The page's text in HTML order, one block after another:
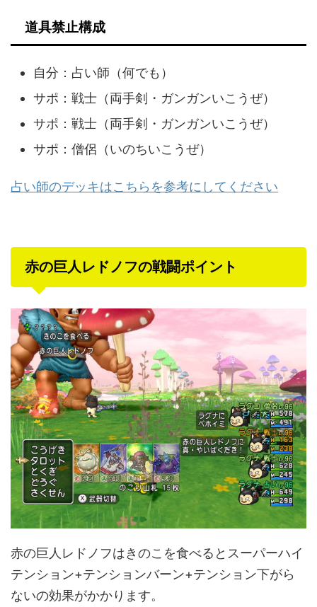
道具禁止構成
自分：占い師（何でも）
サポ：戦士（両手剣・ガンガンいこうぜ）
サポ：戦士（両手剣・ガンガンいこうぜ）
サポ：僧侶（いのちいこうぜ）
占い師のデッキはこちらを参考にしてください
赤の巨人レドノフの戦闘ポイント
赤の巨人レドノフはきのこを食べるとスーパーハイ
テンション+テンションバーン+テンション下がら
ないの効果がかかります。